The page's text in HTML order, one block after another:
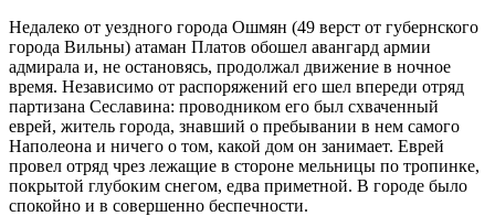
Недалеко от уездного города Ошмян (49 верст от губернского
города Вильны) атаман Платов обошел авангард армии
адмирала и, не остановясь, продолжал движение в ночное
время. Независимо от распоряжений его шел впереди отряд
партизана Сеславина: проводником его был схваченный
еврей, житель города, знавший о пребывании в нем самого
Наполеона и ничего о том, какой дом он занимает. Еврей
провел отряд чрез лежащие в стороне мельницы по тропинке,
покрытой глубоким снегом, едва приметной. В городе было
спокойно и в совершенно беспечности.